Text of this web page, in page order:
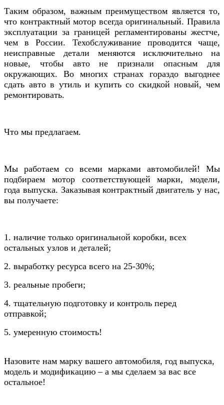
Таким образом, важным преимуществом является то,
что контрактный мотор всегда оригинальный. Правила
эксплуатации за границей регламентированы жестче,
чем в России. Техобслуживание проводится чаще,
неисправные детали меняются исключительно на
новые, чтобы авто не признали опасным для
окружающих. Во многих странах гораздо выгоднее
сдать авто в утиль и купить со скидкой новый, чем
ремонтировать.
Что мы предлагаем.
Мы работаем со всеми марками автомобилей! Мы
подбираем мотор соответствующей марки, модели,
года выпуска. Заказывая контрактный двигатель у нас,
вы получаете:
1. наличие только оригинальной коробки, всех
остальных узлов и деталей;
2. выработку ресурса всего на 25-30%;
3. реальные пробеги;
4. тщательную подготовку и контроль перед
отправкой;
5. умеренную стоимость!
Назовите нам марку вашего автомобиля, год выпуска,
модель и модификацию – а мы сделаем за вас все
остальное!